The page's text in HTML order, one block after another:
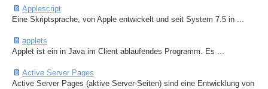
Applescript
Eine Skriptsprache, von Apple entwickelt und seit System 7.5 in ...
applets
Applet ist ein in Java im Client ablaufendes Programm. Es ...
Active Server Pages
Active Server Pages (aktive Server-Seiten) sind eine Entwicklung von